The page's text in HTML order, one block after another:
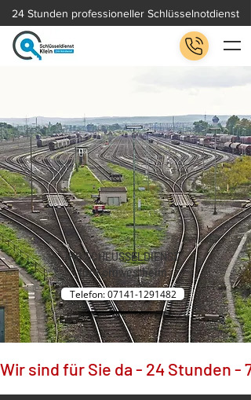
24 Stunden professioneller Schlüsselnotdienst
IHR SCHLÜSSELDIENST
für Kornwestheim
Telefon: 07141-1291482
Wir sind für Sie da - 24 Stunden -